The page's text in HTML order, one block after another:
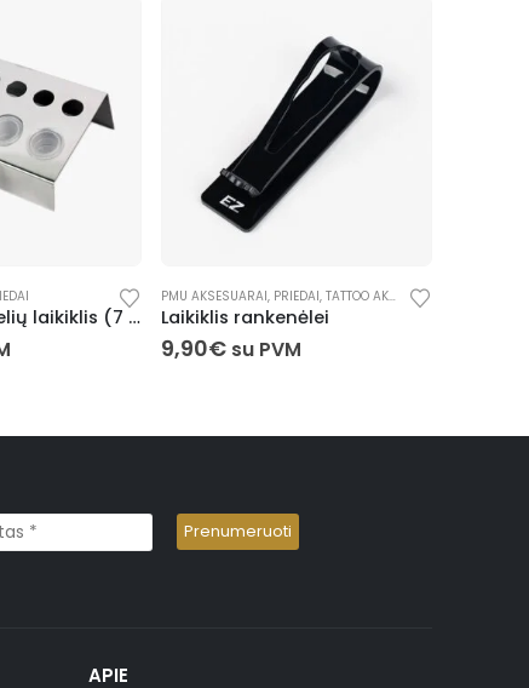
Pigmentų indelių laikiklis (7 vietų)
PMU AKSESUARAI, PRIEDAI, TATTOO AKSESUARAI
Laikiklis rankenėlei
9,90€ su PVM
APIE